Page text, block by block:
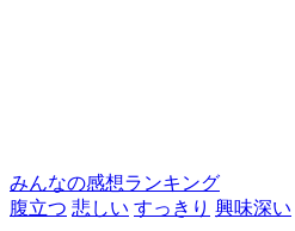
みんなの感想ランキング
腹立つ 悲しい すっきり 興味深い